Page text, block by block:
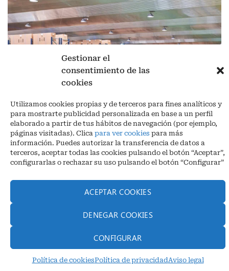
Gestionar el
consentimiento de las
cookies
Utilizamos cookies propias y de terceros para fines analíticos y
para mostrarte publicidad personalizada en base a un perfil
elaborado a partir de tus hábitos de navegación (por ejemplo,
páginas visitadas). Clica para ver cookies para más
información. Puedes autorizar la transferencia de datos a
terceros, aceptar todas las cookies pulsando el botón “Aceptar”,
configurarlas o rechazar su uso pulsando el botón “Configurar”
ACEPTAR COOKIES
DENEGAR COOKIES
CONFIGURAR
Política de cookiesPolítica de privacidadAviso legal
Aviso legal|Política de privacidad
Ctra. A-3132, De Aguilar a A-318 por Moriles km 15,5 M.I. (Córdoba)
España
COORDENADAS: Latitud: 37,40 – Longitud -04,58 | Telf. + 34 957 51
30 68
info@infrico.com Infrico SL 2026©. Diseñado porBabait Technology